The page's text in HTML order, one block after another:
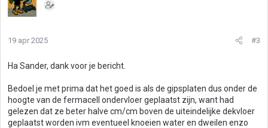
19 apr 2025 #3
Ha Sander, dank voor je bericht.
Bedoel je met prima dat het goed is als de gipsplaten dus onder de
hoogte van de fermacell ondervloer geplaatst zijn, want had
gelezen dat ze beter halve cm/cm boven de uiteindelijke dekvloer
geplaatst worden ivm eventueel knoeien water en dweilen enzo